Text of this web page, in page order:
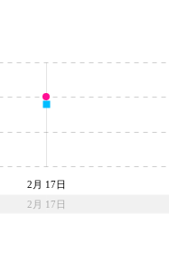
2月 17日
2月 17日